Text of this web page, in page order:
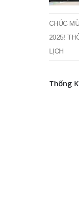
CHÚC
2025!
LỊCH
Thống